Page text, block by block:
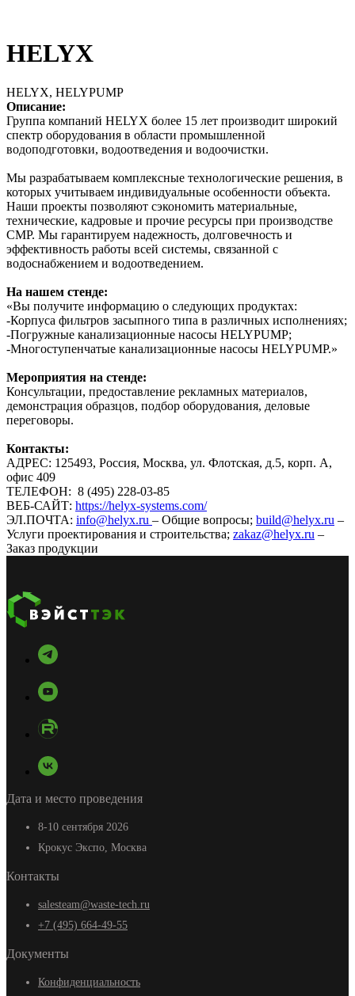
HELYX
HELYX, HELYPUMP
Описание:
Группа компаний HELYX более 15 лет производит широкий
спектр оборудования в области промышленной
водоподготовки, водоотведения и водоочистки.
Мы разрабатываем комплексные технологические решения, в
которых учитываем индивидуальные особенности объекта.
Наши проекты позволяют сэкономить материальные,
технические, кадровые и прочие ресурсы при производстве
СМР. Мы гарантируем надежность, долговечность и
эффективность работы всей системы, связанной с
водоснабжением и водоотведением.
На нашем стенде:
«Вы получите информацию о следующих продуктах:
-Корпуса фильтров засыпного типа в различных исполнениях;
-Погружные канализационные насосы HELYPUMP;
-Многоступенчатые канализационные насосы HELYPUMP.»
Мероприятия на стенде:
Консультации, предоставление рекламных материалов,
демонстрация образцов, подбор оборудования, деловые
переговоры.
Контакты:
АДРЕС: 125493, Россия, Москва, ул. Флотская, д.5, корп. А,
офис 409
ТЕЛЕФОН: 8 (495) 228-03-85
ВЕБ-САЙТ: https://helyx-systems.com/
ЭЛ.ПОЧТА: info@helyx.ru – Общие вопросы; build@helyx.ru –
Услуги проектирования и строительства; zakaz@helyx.ru –
Заказ продукции
Дата и место проведения
8-10 сентября 2026
Крокус Экспо, Москва
Контакты
salesteam@waste-tech.ru
+7 (495) 664-49-55
Документы
Конфиденциальность